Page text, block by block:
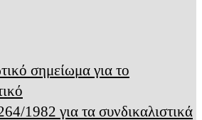
σημείωμα για το
1982 για τα συνδικαλιστικά